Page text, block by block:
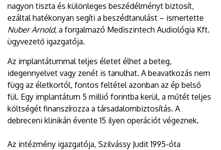
nagyon tiszta és különleges beszédélményt biztosít,
ezáltal hatékonyan segíti a beszédtanulást – ismertette
Nuber Arnold, a forgalmazó Mediszintech Audiológia Kft.
ügyvezető igazgatója.
Az implantátummal teljes életet élhet a beteg,
idegennyelvet vagy zenét is tanulhat. A beavatkozás nem
függ az életkortól, fontos feltétel azonban az ép belső
fül. Egy implantátum 5 millió forintba kerül, a műtét teljes
költségét finanszírozza a társadalombiztosítás. A
debreceni klinikán évente 15 ilyen operációt végeznek.
Az intézmény igazgatója, Szilvássy Judit 1995-óta